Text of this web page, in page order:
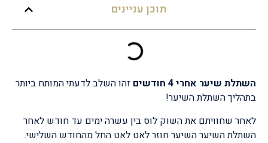
תוכן עניינים
השתלת שיער אחרי 4 חודשים
זהו השלב לדעתי המותח ביותר
בתהליך השתלת השיער!
לאחר שחוויתם את השוק לוס בין עשרה ימים עד חודש לאחר
השתלת השיער השיער חוזר לאט לאט החל מהחודש השלישי.